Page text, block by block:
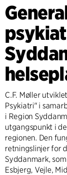
C.F. Møller
Psykiatri" i
i Region
utgangspunkt i
regionen. Den
retningslinjer for
Syddanmark,
Esbjerg, Vejle,